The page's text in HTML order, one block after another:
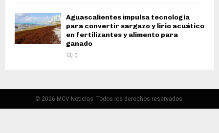
Aguascalientes impulsa tecnología
para convertir sargazo y lirio acuático
en fertilizantes y alimento para
ganado
0
© 2026 MCV Noticias. Todos los derechos reservados.